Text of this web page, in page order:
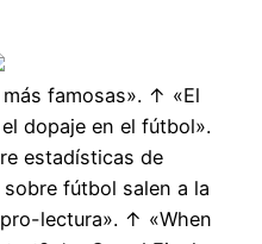
famosas». ↑ «El
dopaje en el fútbol».
estadísticas de
fútbol salen a la
lectura». ↑ «When